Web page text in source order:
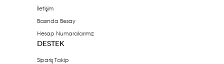
İletişim
Basında Besay
Hesap Numaralarımız
DESTEK
Sipariş Takip